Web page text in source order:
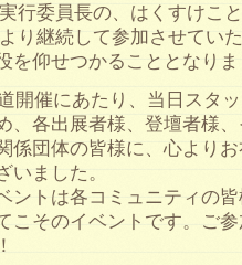
行委員長の、はくすけこ
り継続して参加させてい
を仰せつかることとなり
開催にあたり、当日スタ
、各出展者様、登壇者様
係団体の皆様に、心より
いました。
ントは各コミュニティの
こそのイベントです。ご